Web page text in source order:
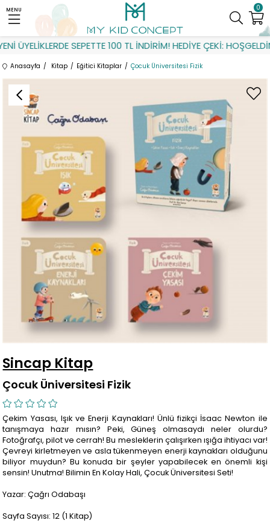
ÜYELİKLERDE SEPETTE 100 TL İNDİRİM! HEDİYE ÇEKİ: HOŞGELDİN
0
MENU
Anasayfa Kitap Eğitici Kitaplar Çocuk Üniversitesi Fizik
Sincap Kitap
Çocuk Üniversitesi Fizik
Çekim Yasası, Işık ve Enerji Kaynakları! Ünlü fizikçi İsaac Newton ile
tanışmaya hazır mısın? Peki, Güneş olmasaydı neler olurdu?
Fotoğrafçı, pilot ve cerrah! Bu mesleklerin çalışırken ışığa ihtiyacı var!
Çevreyi kirletmeyen ve asla tükenmeyen enerji kaynakları olduğunu
biliyor muydun? Bu konuda bir şeyler yapabilecek en önemli kişi
sensin! Unutma! Bilimin En Kolay Hali, Çocuk Üniversitesi Seti!
Yazar: Çağrı Odabaşı
Sayfa Sayısı: 12 (1 Kitap)